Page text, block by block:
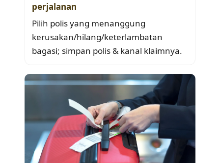
perjalanan
Pilih polis yang menanggung
kerusakan/hilang/keterlambatan
bagasi; simpan polis & kanal klaimnya.